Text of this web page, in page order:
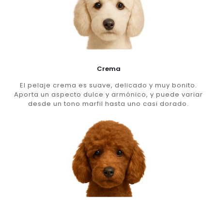
Crema
El pelaje crema es suave, delicado y muy bonito.
Aporta un aspecto dulce y armónico, y puede variar
desde un tono marfil hasta uno casi dorado.